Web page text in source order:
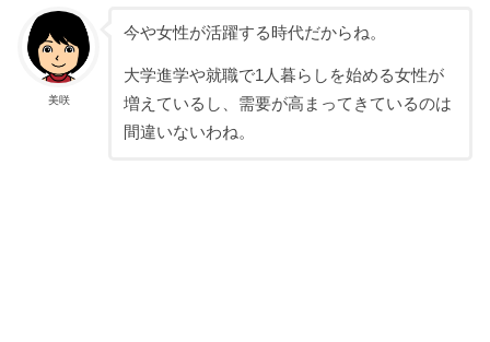
美咲
今や女性が活躍する時代だからね。
大学進学や就職で1人暮らしを始める女性が
増えているし、需要が高まってきているのは
間違いないわね。